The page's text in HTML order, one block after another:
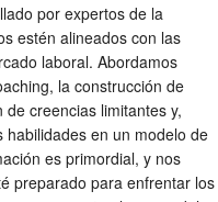
por expertos de la
estén alineados con las
laboral. Abordamos
la construcción de
creencias limitantes y,
en un modelo de
es primordial, y nos
preparado para enfrentar los